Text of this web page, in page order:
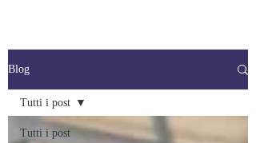
Blog
Tutti i post
Tutti i post